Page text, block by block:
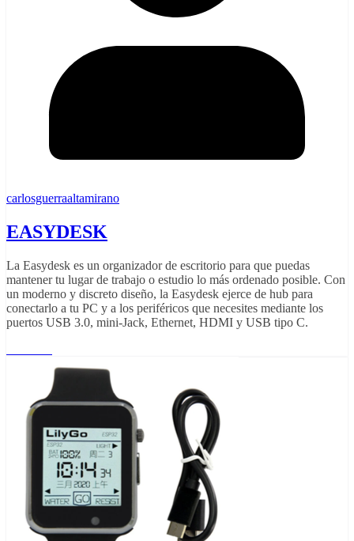
carlosguerraaltamirano
EASYDESK
La Easydesk es un organizador de escritorio para que puedas
mantener tu lugar de trabajo o estudio lo más ordenado posible. Con
un moderno y discreto diseño, la Easydesk ejerce de hub para
conectarlo a tu PC y a los periféricos que necesites mediante los
puertos USB 3.0, mini-Jack, Ethernet, HDMI y USB tipo C.